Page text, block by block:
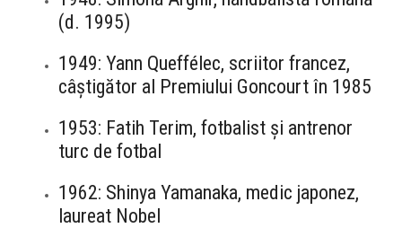
(d. 1995)
1949: Yann Queffélec, scriitor francez,
câștigător al Premiului Goncourt în 1985
1953: Fatih Terim, fotbalist și antrenor
turc de fotbal
1962: Shinya Yamanaka, medic japonez,
laureat Nobel